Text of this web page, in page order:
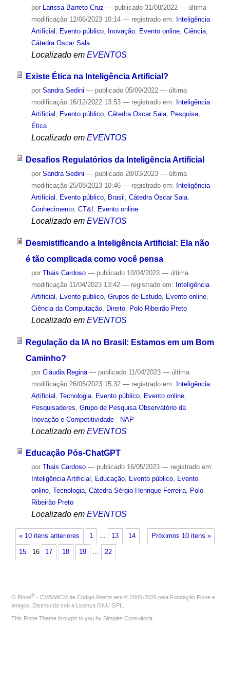
por Larissa Barreto Cruz — publicado31/08/2022 — última
modificação12/06/2023 10:14 — registrado em: Inteligência
Artificial
Evento público, Inovação, Evento online, Ciência,
Cátedra Oscar Sala
Localizado em EVENTOS
Existe Ética na Inteligência Artificial?
por Sandra Sedini — publicado05/09/2022 — última
modificação16/12/2022 13:53 — registrado em: Inteligência
Artificial , Evento público, Cátedra Oscar Sala, Pesquisa,
Ética
Localizado em EVENTOS
Desafios Regulatórios da Inteligência Artificial
por Sandra Sedini — publicado28/03/2023 — última
modificação25/08/2023 10:46 — registrado em: Inteligência
Artificial , Evento público, Brasil , Cátedra Oscar Sala,
Conhecimento, CT&I , Evento online
Localizado em EVENTOS
Desmistificando a Inteligência Artificial: Ela não
é tão complicada como você pensa
por Thais Cardoso — publicado10/04/2023 — última
modificação11/04/2023 13:42 — registrado em: Inteligência
Artificial
Evento público, Grupos de Estudo, Evento online,
Ciência da Computação, Direito, Polo Ribeirão Preto
Localizado em EVENTOS
Regulação da IA no Brasil: Estamos em um Bom
Caminho?
por Cláudia Regina — publicado11/04/2023 — última
modificação26/05/2023 15:32 — registrado em: Inteligência
Artificial Tecnologia, Evento público, Evento online,
Pesquisadores Grupo de Pesquisa Observatório da
Inovação e Competitividade - NAP
Localizado em EVENTOS
Educação Pós-ChatGPT
por Thais Cardoso — publicado16/05/2023 — registrado em:
Inteligência Artificial , Educação, Evento público, Evento
online, Tecnologia, Cátedra Sérgio Henrique Ferreira, Polo
Ribeirão Preto
Localizado em EVENTOS
« 10 itens anteriores Próximos 10 itens »
1 … 13 14
15 16 17 18 19 … 22
O Plone® - CMS/WCM de Código Aberto tem © 2000-2026 pela Fundação Plone e
amigos. Distribuído sob a Licença GNU GPL
This Plone Theme brought to you by Simples Consultoria